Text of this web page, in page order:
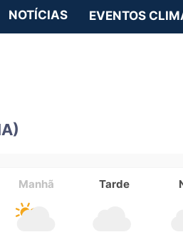
NOTÍCIAS EVENTOS
Manhã Tarde